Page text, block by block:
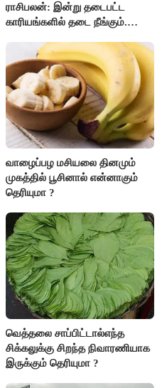
ராசிபலன்: இன்று தடைபட்ட
காரியங்களில் தடை நீங்கும்.
இருக்கும். ஆன்மீக எண்ணம்
அதிகரிக்கும்..!
வாழைப்பழ மசியலை தினமும்
முகத்தில் பூசினால் என்னாகும்
தெரியுமா ?
வெத்தலை சாப்பிட்டால்எந்த
சிக்கலுக்கு சிறந்த நிவாரணியாக
இருக்கும் தெரியுமா ?